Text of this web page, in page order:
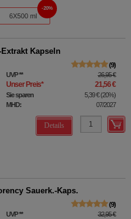
6X500 ml
20%
Kapseln
9
UVP** 26,95 €
Unser Preis* 21,56 €
Sie sparen 5,39 €(20%)
MHD:
07/2027
Details
Sauerk.-Kaps.
9
UVP** 32,95 €